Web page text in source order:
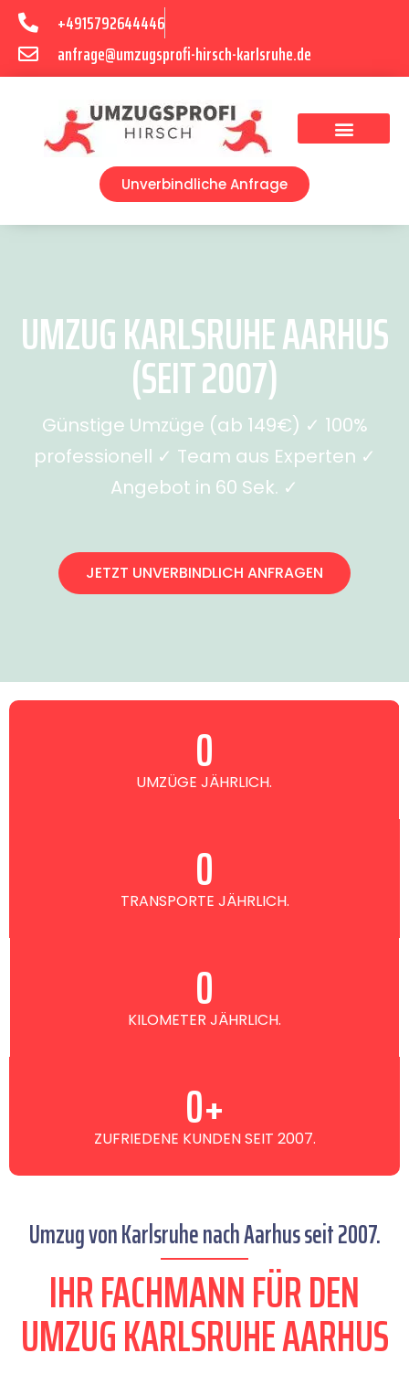
+4915792644446
anfrage@umzugsprofi-hirsch-karlsruhe.de
Unverbindliche Anfrage
UMZUG KARLSRUHE AARHUS
(SEIT 2007)
Günstige Umzüge (ab 149€) ✓ 100%
professionell ✓ Team aus Experten ✓
Angebot in 60 Sek. ✓
JETZT UNVERBINDLICH ANFRAGEN
UMZÜGE JÄHRLICH.
0
TRANSPORTE JÄHRLICH.
0
KILOMETER JÄHRLICH.
0
ZUFRIEDENE KUNDEN SEIT 2007.
0+
Umzug von Karlsruhe nach Aarhus seit 2007.
IHR FACHMANN FÜR DEN
UMZUG KARLSRUHE AARHUS